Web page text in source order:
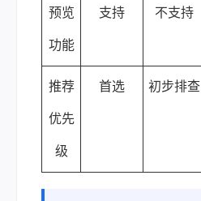
预览
功能
支持 不支持
推荐
优先
级
首选 初步排查